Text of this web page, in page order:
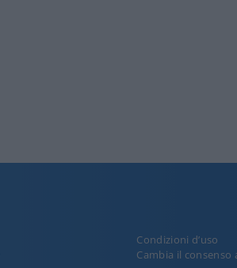
Condizioni d’uso
Cambia il consenso